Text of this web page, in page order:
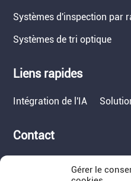
Systèmes d'inspection par
Systèmes de tri optique
Liens rapides
Intégration de l'IA
Contact
Adresse : 1050 Kreider Drive -
Gérer le